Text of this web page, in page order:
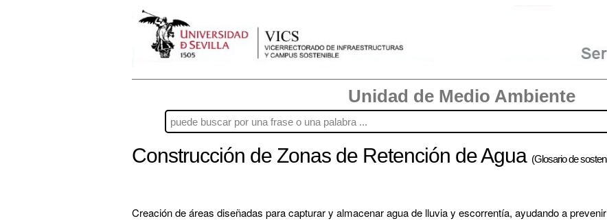
Unidad de Medio Ambiente
Construcción de Zonas de Retención de Agua (Glosario de
Creación de áreas diseñadas para capturar y almacenar agua de lluvia y escorrentía, ayudando a